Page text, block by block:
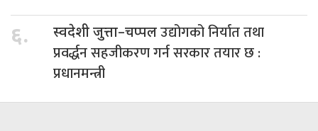
६. स्वदेशी जुत्ता–चप्पलउद्योगको निर्यात तथा
प्रवर्द्धन सहजीकरण गर्न सरकार तयार छ :
प्रधानमन्त्री